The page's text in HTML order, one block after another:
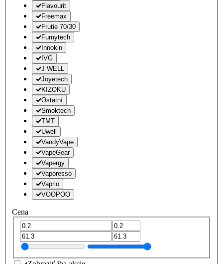
Flavourit
Freemax
Frutie 70/30
Fumytech
Innokin
IVG
J WELL
Joyetech
KIZOKU
Ostatní
Smoktech
TMT
Uwell
VandyVape
VapeGear
Vapergy
Vaporesso
Vaprio
VOOPOO
Cena